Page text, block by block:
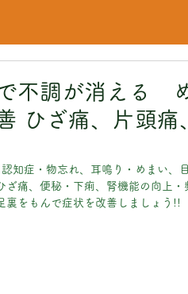
不調が消える
ひざ痛、片頭痛
知症・物忘れ、耳鳴り・めまい、
ざ痛、便秘・下痢、腎機能の向上
裏をもんで症状を改善しましょう!!